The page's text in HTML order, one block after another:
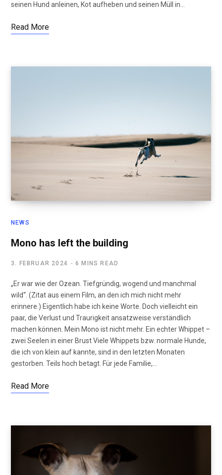
seinen Hund anleinen, Kot aufheben und seinen Müll in…
Read More
NEWS
Mono has left the building
3. FEBRUAR 2024 6 MINS READ
„Er war wie der Ozean. Tiefgründig, wogend und manchmal
wild“. (Zitat aus einem Film, an den ich mich nicht mehr
erinnere.) Eigentlich habe ich keine Worte. Doch vielleicht ein
paar, die Verlust und Traurigkeit ansatzweise verständlich
machen können. Mein Mono ist nicht mehr. Ein echter Whippet –
zwei Seelen in einer Brust Viele Whippets bzw. normale Hunde,
die ich von klein auf kannte, sind in den letzten Monaten
gestorben. Teils hoch betagt. Für jede Familie,…
Read More